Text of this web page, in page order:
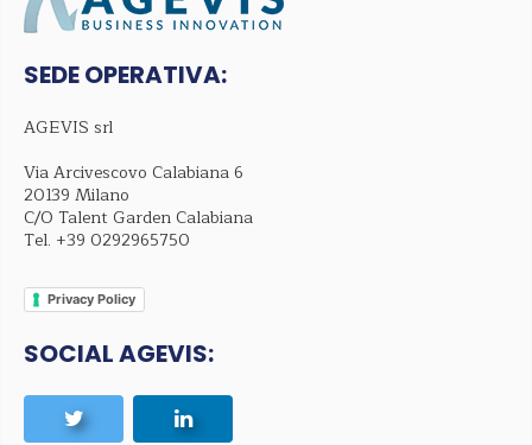
SEDE OPERATIVA:
AGEVIS srl
Via Arcivescovo Calabiana 6
20139 Milano
C/O Talent Garden Calabiana
Tel. +39 0292965750
Privacy Policy
SOCIAL AGEVIS: